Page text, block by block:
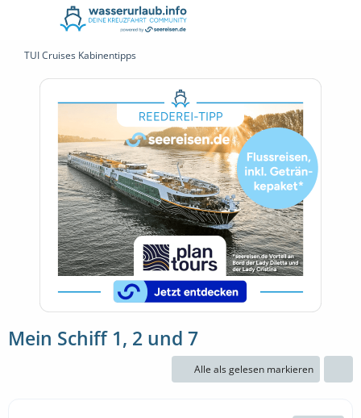
TUI Cruises Kabinentipps
Mein Schiff 1, 2 und 7
Alle als gelesen markieren